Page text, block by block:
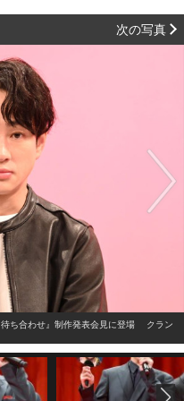
次の写真
待ち合わせ』制作発表会見に登場 クラン